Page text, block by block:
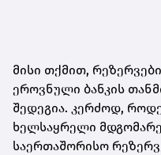
მისი თქმით,
ეროვნული ბანკის
შედეგია. კერძოდ,
ხელსაყრელი
საერთაშორისო